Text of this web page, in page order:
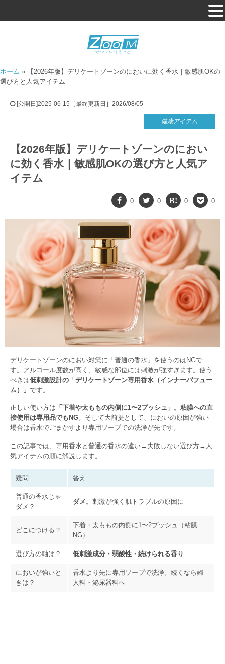
ホーム »
【2026年版】デリケートゾーンのにおいに効く香水｜敏感肌OKの
選び方と人気アイテム
[公開日]2025-06-15［最終更新日］2026/08/05
健康アイテム
【2026年版】デリケートゾーンのにおい
に効く香水｜敏感肌OKの選び方と人気ア
イテム
0 0 0 0
デリケートゾーンのにおい対策に「普通の香水」を使うのはNGで
す。アルコール度数が高く、敏感な部位には刺激が強すぎます。使う
べきは低刺激設計の「デリケートゾーン専用香水（インナーパフュー
ム）」 です。
正しい使い方は 「下着や太ももの内側に1〜2プッシュ」。粘膜への直
接使用は専用品でもNG。そして大前提として、においの原因が強い
場合は香水でごまかすより専用ソープでの洗浄が先です。
この記事では、専用香水と普通の香水の違い→失敗しない選び方→人
気アイテムの順に解説します。
疑問 答え
普通の香水じゃ
ダメ？
ダメ 。刺激が強く肌トラブルの原因に
どこにつける？
下着・太ももの内側に1〜2プッシュ（粘膜
NG）
選び方の軸は？ 低刺激成分・弱酸性・続けられる香り
においが強いと
きは？
香水より先に専用ソープで洗浄。続くなら婦
人科・泌尿器科へ